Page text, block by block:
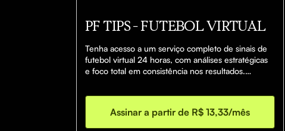
PF TIPS - FUTEBOL VIRTUAL
Tenha acesso a um serviço completo de sinais de
futebol virtual 24 horas, com análises estratégicas
e foco total em consistência nos resultados.
Aqui você não depende de sorte — trabalhamos
para buscar os melhores momentos do mercado 📊
Assinar a partir de R$ 13,33/mês